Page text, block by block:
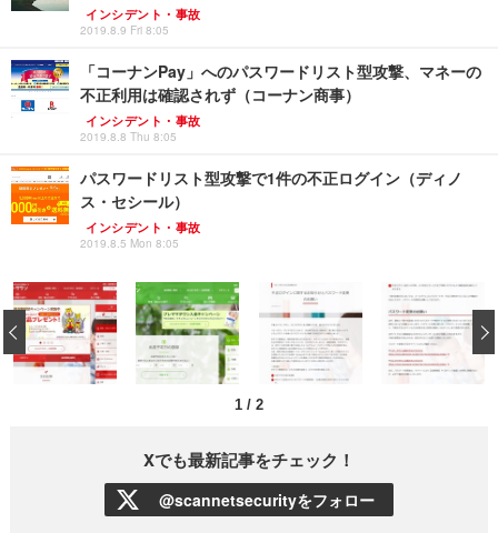
インシデント・事故
2019.8.9 Fri 8:05
「コーナンPay」へのパスワードリスト型攻撃、マネーの
不正利用は確認されず（コーナン商事）
インシデント・事故
2019.8.8 Thu 8:05
パスワードリスト型攻撃で1件の不正ログイン（ディノ
ス・セシール）
インシデント・事故
2019.8.5 Mon 8:05
1 / 2
‹
Xでも最新記事をチェック！
@scannetsecurityをフォロー